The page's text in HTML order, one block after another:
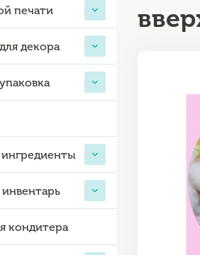
печати
декора
кондитера